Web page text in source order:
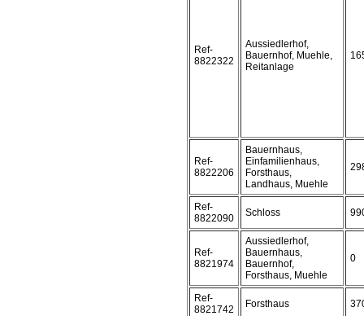
Ref-
8822322
Aussiedlerhof,
Bauernhof, Muehle,
Reitanlage
Ref-
8822206
Bauernhaus,
Einfamilienhaus,
Forsthaus,
Landhaus, Muehle
Ref-
8822090
Schloss
Ref-
8821974
Aussiedlerhof,
Bauernhaus,
Bauernhof,
Forsthaus, Muehle
0
Ref-
8821742
Forsthaus